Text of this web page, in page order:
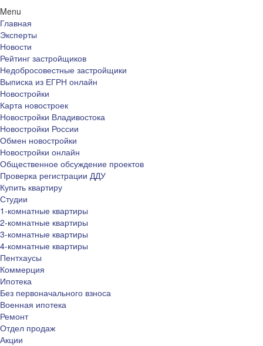
Menu
Главная
Эксперты
Новости
Рейтинг застройщиков
Недобросовестные застройщики
Выписка из ЕГРН онлайн
Новостройки
Карта новостроек
Новостройки Владивостока
Новостройки России
Обмен новостройки
Новостройки онлайн
Общественное обсуждение проектов
Проверка регистрации ДДУ
Купить квартиру
Студии
1-комнатные квартиры
2-комнатные квартиры
3-комнатные квартиры
4-комнатные квартиры
Пентхаусы
Коммерция
Ипотека
Без первоначального взноса
Военная ипотека
Ремонт
Отдел продаж
Акции